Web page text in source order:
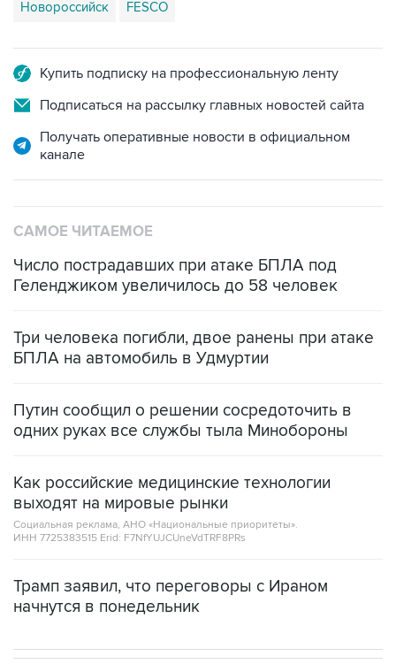
Новороссийск FESCO
Купить подписку на профессиональную ленту
Подписаться на рассылку главных новостей сайта
Получать оперативные новости в официальном
канале
САМОЕ ЧИТАЕМОЕ
Число пострадавших при атаке БПЛА под
Геленджиком увеличилось до 58 человек
Три человека погибли, двое ранены при атаке
БПЛА на автомобиль в Удмуртии
Путин сообщил о решении сосредоточить в
одних руках все службы тыла Минобороны
Как российские медицинские технологии
выходят на мировые рынки
Социальная реклама, АНО «Национальные приоритеты».
ИНН 7725383515 Erid: F7NfYUJCUneVdTRF8PRs
Трамп заявил, что переговоры с Ираном
начнутся в понедельник